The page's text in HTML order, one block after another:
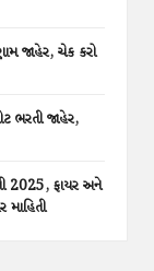
જાહેર, ચેક કરો
ભરતી જાહેર,
2025, ફાયર અને
માહિતી